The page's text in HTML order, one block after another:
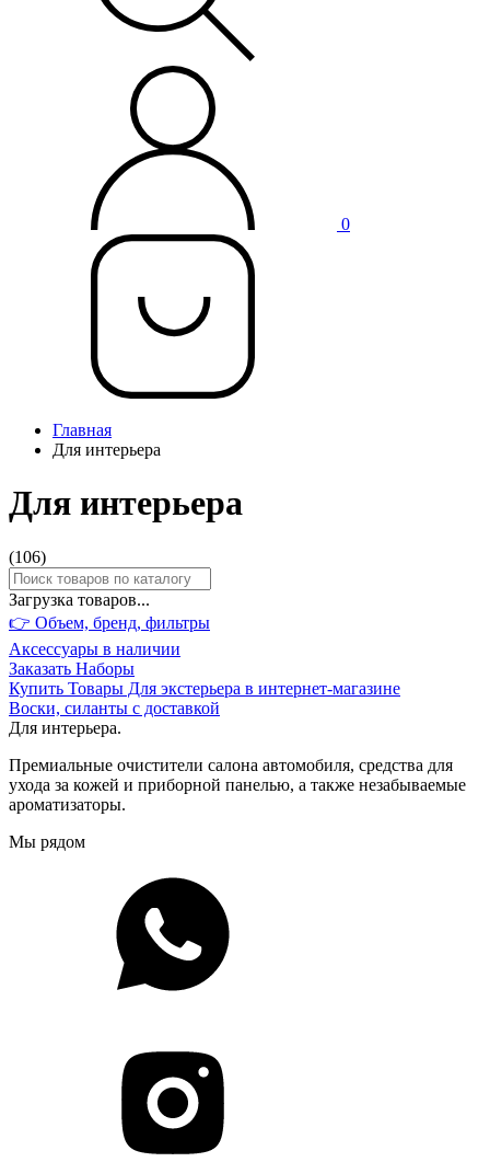
0
Главная
Для интерьера
Для интерьера
(106)
Загрузка товаров...
👉 Объем, бренд, фильтры
Аксессуары в наличии
Заказать Наборы
Купить Товары Для экстерьера в интернет-магазине
Воски, силанты с доставкой
Для интерьера.
Премиальные очистители салона автомобиля, средства для
ухода за кожей и приборной панелью, а также незабываемые
ароматизаторы.
Мы рядом